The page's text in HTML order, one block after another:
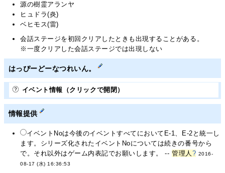
源の樹霊アランヤ
ヒュドラ(炎)
ベヒモス(雷)
会話ステージを初回クリアしたときも出現することがある。
※一度クリアした会話ステージでは出現しない
はっぴーどーなつれいん。
イベント情報（クリックで開閉）
情報提供
イベントNoは今後のイベントすべてにおいてE-1、E-2と統一し
ます。シリーズ化されたイベントNoについては続きの番号から
で。それ以外はゲーム内表記でお願いします。 --管理人 ? 2016-
08-17 (水) 16:36:53